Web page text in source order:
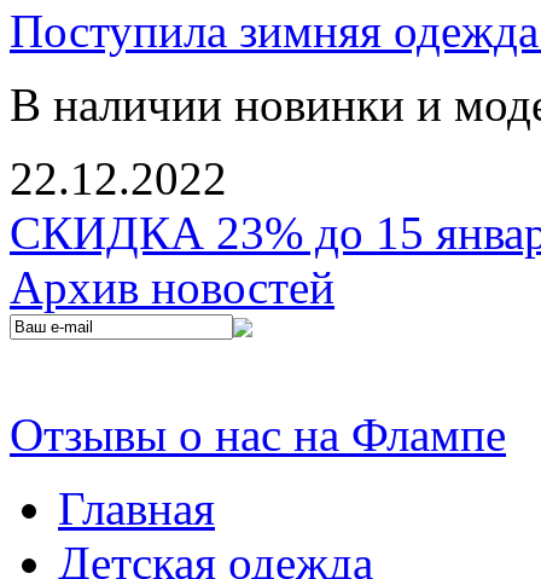
Поступила зимняя
В наличии новинки и
22.12.2022
СКИДКА 23% до 15
Архив новостей
Отзывы о нас на Флампе
Главная
Детская одежда